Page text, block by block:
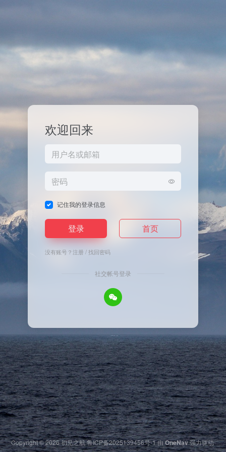
欢迎回来
记住我的登录信息
登录 首页
没有账号？注册/找回密码
社交帐号登录
Copyright © 2026初见之航鲁ICP备2025139456号-1由OneNav强力驱动